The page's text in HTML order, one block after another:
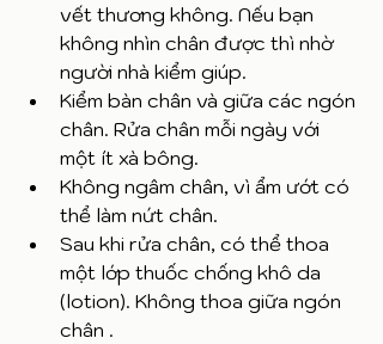
vết thương không. Nếu bạn
không nhìn chân được thì nhờ
người nhà kiểm giúp.
Kiểm bàn chân và giữa các ngón
chân. Rửa chân mỗi ngày với
một ít xà bông.
Không ngâm chân, vì ẩm ướt có
thể làm nứt chân.
Sau khi rửa chân, có thể thoa
một lớp thuốc chống khô da
(lotion). Không thoa giữa ngón
chân .